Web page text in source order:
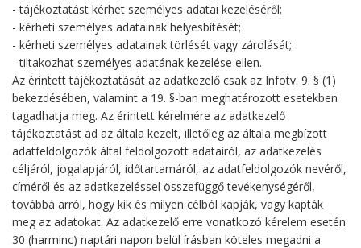
- tájékoztatást kérhet személyes adatai kezeléséről;
- kérheti személyes adatainak helyesbítését;
- kérheti személyes adatainak törlését vagy zárolását;
- tiltakozhat személyes adatának kezelése ellen.
Az érintett tájékoztatását az adatkezelő csak az Infotv. 9. § (1)
bekezdésében, valamint a 19. §-ban meghatározott esetekben
tagadhatja meg. Az érintett kérelmére az adatkezelő
tájékoztatást ad az általa kezelt, illetőleg az általa megbízott
adatfeldolgozók által feldolgozott adatairól, az adatkezelés
céljáról, jogalapjáról, időtartamáról, az adatfeldolgozók nevéről,
címéről és az adatkezeléssel összefüggő tevékenységéről,
továbbá arról, hogy kik és milyen célból kapják, vagy kapták
meg az adatokat. Az adatkezelő erre vonatkozó kérelem esetén
30 (harminc) naptári napon belül írásban köteles megadni a